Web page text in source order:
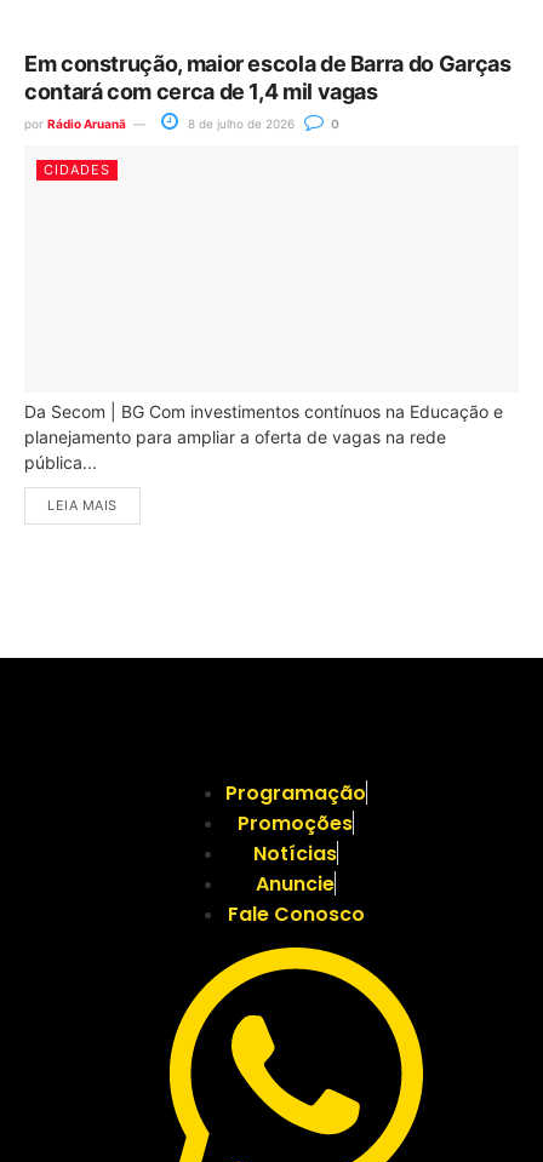
Em construção, maior escola de Barra do Garças
contará com cerca de 1,4 mil vagas
por Rádio Aruanã 8 de julho de 2026 0
CIDADES
Da Secom | BG Com investimentos contínuos na Educação e
planejamento para ampliar a oferta de vagas na rede
pública...
LEIA MAIS
Programação
Promoções
Notícias
Anuncie
Fale Conosco